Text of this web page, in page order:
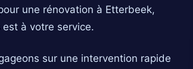
une rénovation à Etterbeek,
est à votre service.
sur une intervention rapide